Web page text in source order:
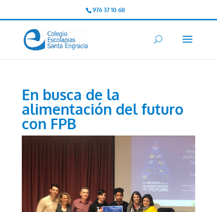
976 37 10 68
En busca de la
alimentación del futuro
con FPB